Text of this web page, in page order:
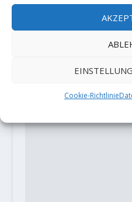
Cookie-Richtlinie
HINTERLASSE
veröffentlicht.